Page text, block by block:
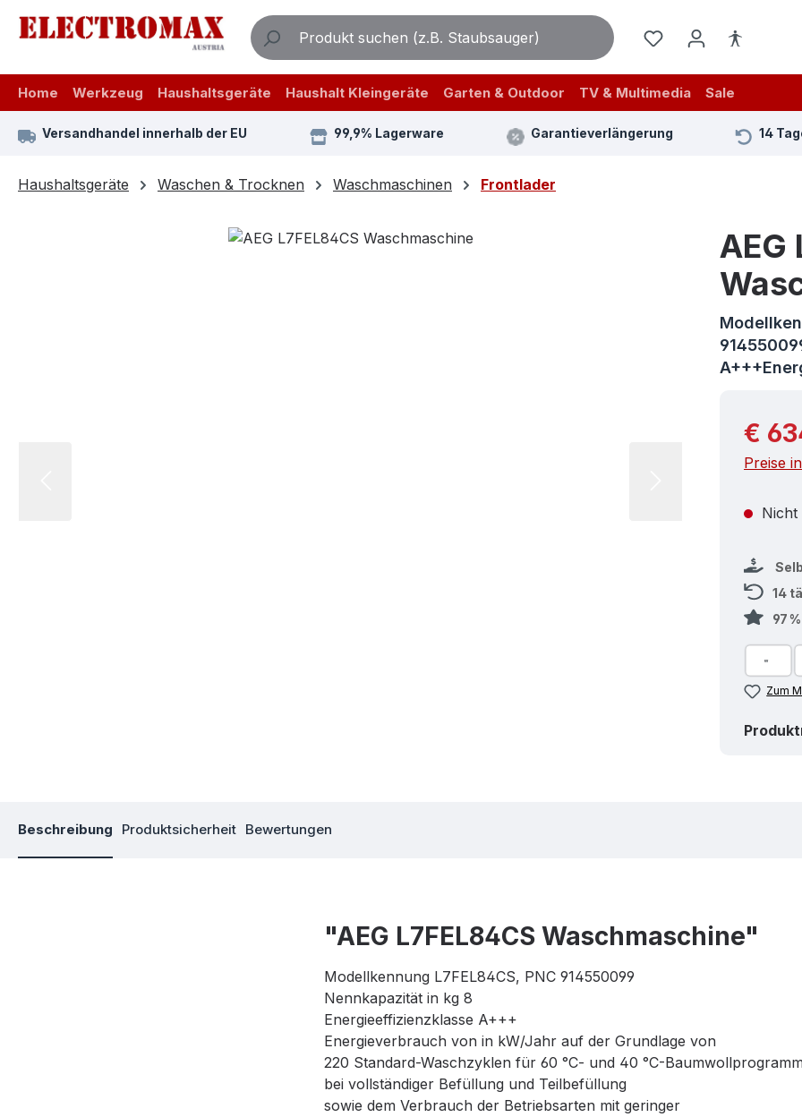
Hauptinhalt springen
Zur Suche springen
Zur Hauptnavigation springen
Home Werkzeug Haushaltsgeräte Haushalt Kleingeräte Garten & Outdoor TV & Multimedia Sale
Versandhandel innerhalb der EU 99,9% Lagerware Garantieverlängerung 14
Haushaltsgeräte Waschen & Trocknen Waschmaschinen Frontlader
AEG
€
Preise
14
97
Zum
Beschreibung Produktsicherheit Bewertungen
"AEG L7FEL84CS Waschmaschine"
Modellkennung L7FEL84CS, PNC 914550099
Nennkapazität in kg 8
Energieeffizienzklasse A+++
Energieverbrauch von in kW/Jahr auf der Grundlage von
220 Standard-Waschzyklen für 60 °C- und 40 °C-
bei vollständiger Befüllung und Teilbefüllung
sowie dem Verbrauch der Betriebsarten mit geringer